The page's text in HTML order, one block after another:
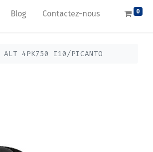
Blog Contactez-nous 0
ALT 4PK750 I10/PICANTO